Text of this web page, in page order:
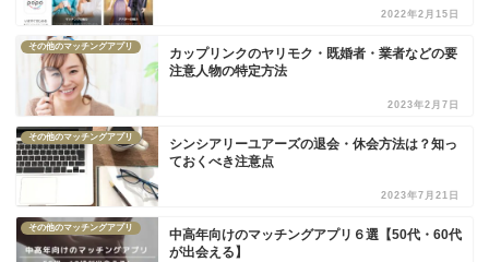
2022年2月15日
その他のマッチングアプリ
カップリンクのヤリモク・既婚者・業者などの要
注意人物の特定方法
2023年2月7日
その他のマッチングアプリ
シンシアリーユアーズの退会・休会方法は？知っ
ておくべき注意点
2023年7月21日
その他のマッチングアプリ
中高年向けのマッチングアプリ６選【50代・60代
が出会える】